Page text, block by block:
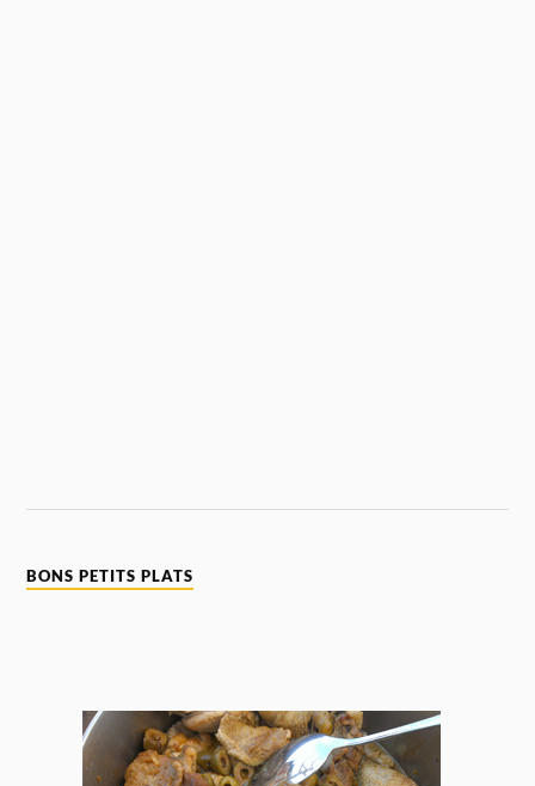
BONS PETITS PLATS